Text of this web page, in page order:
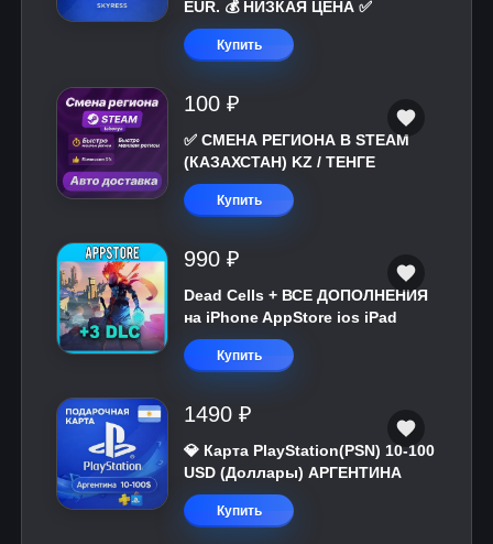
EUR. 💰 НИЗКАЯ ЦЕНА ✅
Купить
100 ₽
✅ СМЕНА РЕГИОНА В STEAM
(КАЗАХСТАН) KZ / ТЕНГЕ
Купить
990 ₽
Dead Cells + ВСЕ ДОПОЛНЕНИЯ
на iPhone AppStore ios iPad
Купить
1490 ₽
💎 Карта PlayStation(PSN) 10-100
USD (Доллары) АРГЕНТИНА
Купить